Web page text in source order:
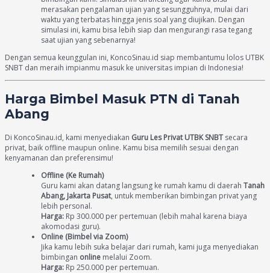
merasakan pengalaman ujian yang sesungguhnya, mulai dari
waktu yang terbatas hingga jenis soal yang diujikan. Dengan
simulasi ini, kamu bisa lebih siap dan mengurangi rasa tegang
saat ujian yang sebenarnya!
Dengan semua keunggulan ini, KoncoSinau.id siap membantumu lolos UTBK
SNBT dan meraih impianmu masuk ke universitas impian di Indonesia!
Harga Bimbel Masuk PTN di Tanah
Abang
Di KoncoSinau.id, kami menyediakan Guru Les Privat UTBK SNBT secara
privat, baik offline maupun online. Kamu bisa memilih sesuai dengan
kenyamanan dan preferensimu!
Offline (Ke Rumah)
Guru kami akan datang langsung ke rumah kamu di daerah Tanah
Abang, Jakarta Pusat, untuk memberikan bimbingan privat yang
lebih personal.
Harga: Rp 300.000 per pertemuan (lebih mahal karena biaya
akomodasi guru).
Online (Bimbel via Zoom)
Jika kamu lebih suka belajar dari rumah, kami juga menyediakan
bimbingan online melalui Zoom.
Harga: Rp 250.000 per pertemuan.